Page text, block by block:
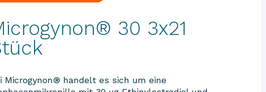
30 3x21
Microgynon® handelt es sich um eine